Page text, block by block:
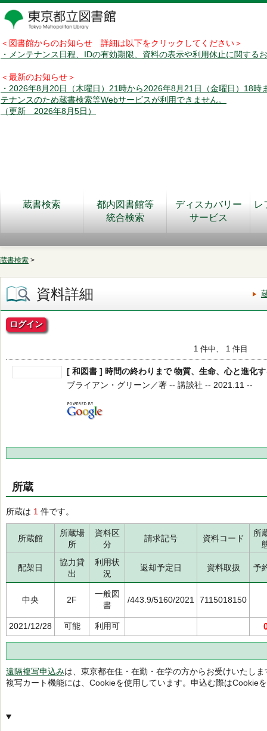
＜図書館からのお知らせ 詳細は以下をクリックしてください＞
・メンテナンス日程、IDの有効期限、資料の表示や利用休止に関する
＜最新のお知らせ＞
・2026年8月20日（木曜日）21時から2026年8月21日（金曜日）18時
テナンスのため蔵書検索等Webサービスが利用できません。
（更新 2026年8月5日）
蔵書検索
都内図書館等
統合検索
ディスカバリー
サービス
レ
蔵書検索 >
資料詳細
ログイン
1 件中、 1 件目
[ 和図書 ] 時間の終わりまで 物質、生命、心と進化
ブライアン・グリーン／著 -- 講談社 -- 2021.11 --
所蔵
所蔵は 1 件です。
所蔵館
所蔵場
所
資料区
分
請求記号 資料コード
所
配架日
協力貸
出
利用状
況
返却予定日 資料取扱 予
中央 2F
一般図
書
/443.9/5160/2021 7115018150
2021/12/28 可能 利用可
遠隔複写申込みは、東京都在住・在勤・在学の方からお受けいたしま
複写カート機能には、Cookieを使用しています。申込む際はCookie